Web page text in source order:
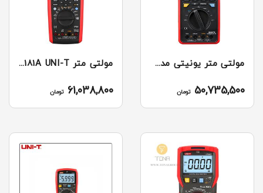
مولتی متر یونیتی مدل UNI-T UT81C
50,735,500 تومان
مولتی متر UT181A UNI-T
61,038,800 تومان